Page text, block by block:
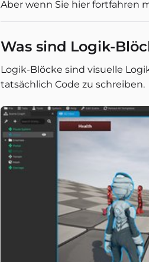
Aber wenn Sie hier fortfahren
Was sind Logik-
Logik-Blöcke sind visuelle
tatsächlich Code zu schreiben.